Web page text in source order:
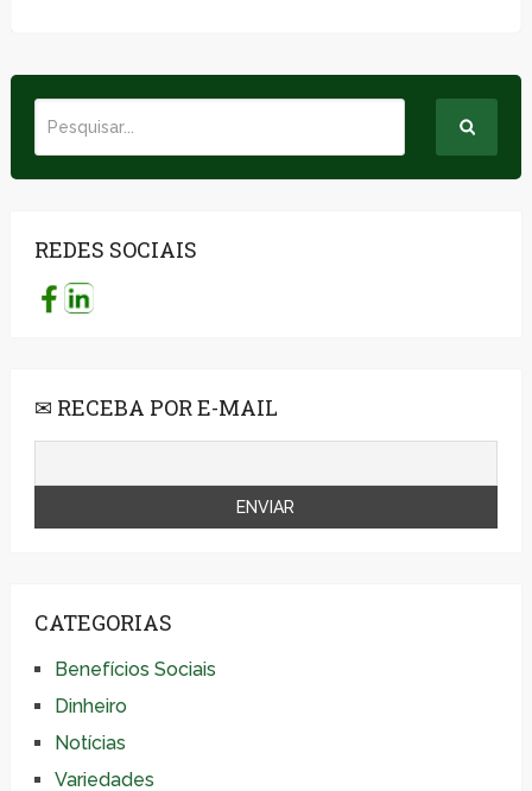
REDES SOCIAIS
✉ RECEBA POR E-MAIL
CATEGORIAS
Benefícios Sociais
Dinheiro
Notícias
Variedades